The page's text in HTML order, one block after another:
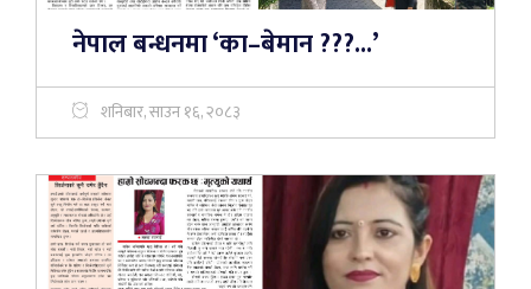
नेपाल बन्धनमा ‘का–बेमान ???...’
शनिबार, साउन १६, २०८३